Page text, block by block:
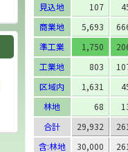
見込地
107
商業地
5,693
準工業
1,750
工業地
803
区域内
1,631
林地
68
合計
29,932
含:林地
30,000